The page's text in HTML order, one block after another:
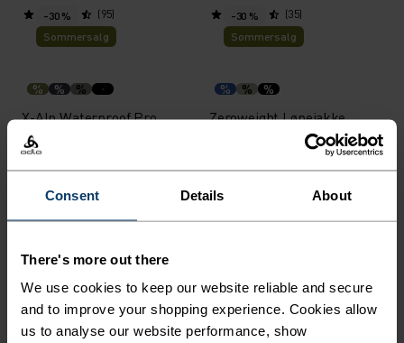
Consent Details About
There's more out there
We use cookies to keep our website reliable and secure
and to improve your shopping experience. Cookies allow
us to analyse our website performance, show
(95) (35)
-30 %
Sommersalg
% % %
X-Alp Waterproof Pro
Løpejakke
1 959,30 kr
-30 %
Sommersalg
% % %
Zeroweight Løpejakke
1 399,00 kr
%
Essential Windbreaker
Jakke
979,30 kr1 399,00 kr
Ascent Hettegenser Full-
Zip
1 329,30 kr1 899,00 kr